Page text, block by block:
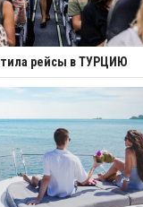
рейсы в ТУРЦИЮ